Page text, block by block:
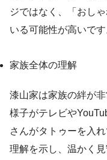
ジではなく、「おし
いる可能性が高いです
家族全体の理解
漆山家は家族の絆が
様子がテレビや
さんがタトゥーを入
理解を示し、温かく